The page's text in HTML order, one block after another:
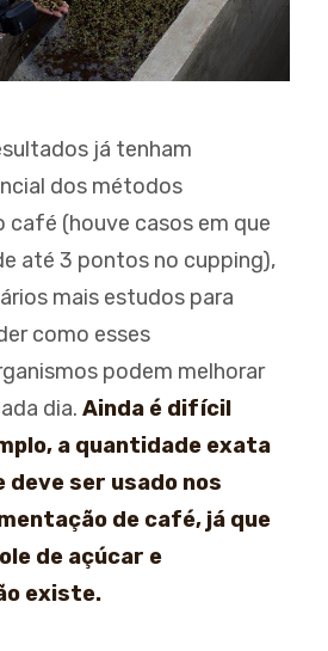
já tenham
dos métodos
(houve casos em que
até 3 pontos no cupping),
mais estudos para
como esses
podem melhorar
dia. Ainda é difícil
a quantidade exata
deve ser usado nos
de café, já que
de açúcar e
existe.